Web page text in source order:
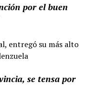
por el buen
entregó su más alto
se tensa por